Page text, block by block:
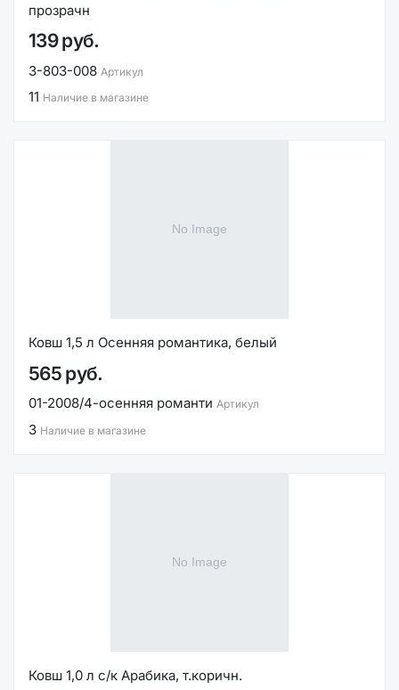
прозрачн
139 руб.
3-803-008 Артикул
11 Наличие в магазине
Ковш 1,5 л Осенняя романтика, белый
565 руб.
01-2008/4-осенняя романти Артикул
3 Наличие в магазине
Ковш 1,0 л с/к Арабика, т.коричн.